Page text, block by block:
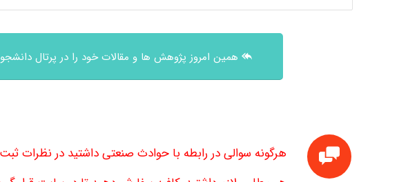
همین امروز پژوهش ها و مقالات خود را در پرتال
هرگونه سوالی در رابطه با حوادث صنعتی داشتید در نظرات